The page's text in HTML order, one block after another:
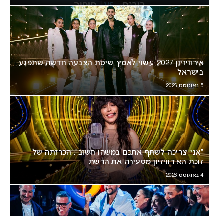
אירוויזיון 2027 עשוי לאמץ שיטת הצבעה חדשה שתפגע
בישראל
5 באוגוסט 2026
“אני צריכה לשתף אתכם במשהו חשוב”: הכרזתה של
זוכת האירוויזיון מסעירה את הרשת
4 באוגוסט 2026